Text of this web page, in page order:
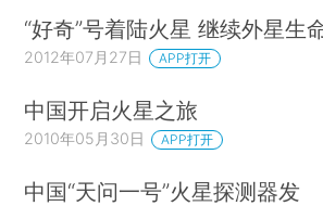
“好奇”号着陆火星 继续外星生
2012年07月27日 APP打开
中国开启火星之旅
2010年05月30日 APP打开
中国“天问一号”火星探测器发